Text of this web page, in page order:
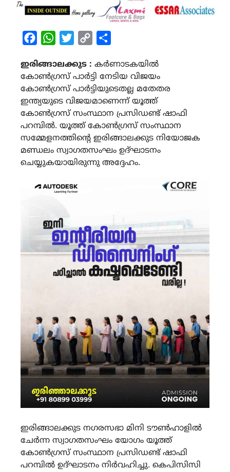
FacebookWhatsAppTwitterCopy
ഇരിങ്ങാലക്കുട : കർണാടകയിൽ
കോൺഗ്രസ് പാർട്ടി നേടിയ വിജയം
കോൺഗ്രസ് പാർട്ടിയുടെതല്ല മതേതര
ഇന്ത്യയുടെ വിജയമാണെന്ന് യൂത്ത്
കോൺഗ്രസ് സംസ്ഥാന പ്രസിഡണ്ട് ഷാഫി
പറമ്പിൽ. യൂത്ത് കോൺഗ്രസ് സംസ്ഥാന
സമ്മേളനത്തിന്‍റെ ഇരിങ്ങാലക്കുട നിയോജക
മണ്ഡലം സ്വാഗതസംഘം ഉദ്ഘാടനം
ചെയ്യുകയായിരുന്നു അദ്ദേഹം.
ഇരിങ്ങാലക്കുട നഗരസഭാ മിനി ടൗൺഹാളിൽ
ചേർന്ന സ്വാഗതസംഘം യോഗം യൂത്ത്
കോൺഗ്രസ് സംസ്ഥാന പ്രസിഡണ്ട് ഷാഫി
പറമ്പിൽ ഉദ്ഘാടനം നിർവഹിച്ചു. കെപിസിസി